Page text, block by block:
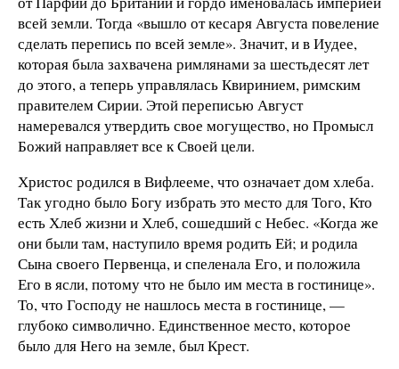
всей земли. Тогда «вышло от кесаря Августа повеление
сделать перепись по всей земле». Значит, и в Иудее,
которая была захвачена римлянами за шестьдесят лет
до этого, а теперь управлялась Квиринием, римским
правителем Сирии. Этой переписью Август
намеревался утвердить свое могущество, но Промысл
Божий направляет все к Своей цели.
Христос родился в Вифлееме, что означает дом хлеба.
Так угодно было Богу избрать это место для Того, Кто
есть Хлеб жизни и Хлеб, сошедший с Небес. «Когда же
они были там, наступило время родить Ей; и родила
Сына своего Первенца, и спеленала Его, и положила
Его в ясли, потому что не было им места в гостинице».
То, что Господу не нашлось места в гостинице, —
глубоко символично. Единственное место, которое
было для Него на земле, был Крест.